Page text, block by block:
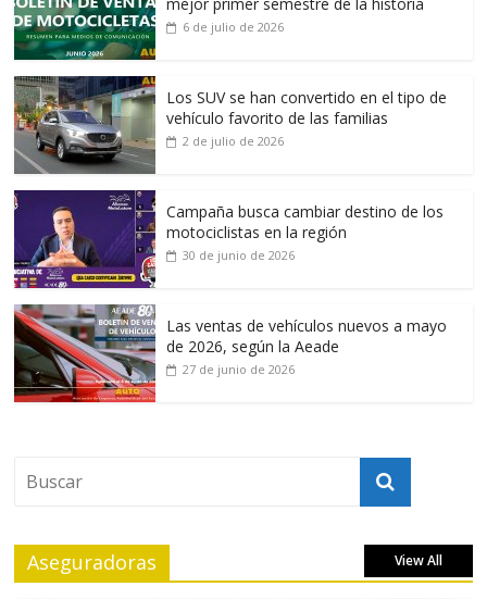
6 de julio de 2026
Los SUV se han convertido en el tipo de
vehículo favorito de las familias
2 de julio de 2026
Campaña busca cambiar destino de los
motociclistas en la región
30 de junio de 2026
Las ventas de vehículos nuevos a mayo
de 2026, según la Aeade
27 de junio de 2026
Aseguradoras View All